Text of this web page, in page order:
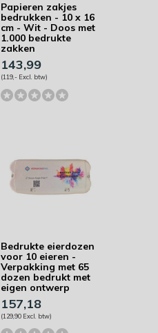
Papieren zakjes
bedrukken - 10 x 16
cm - Wit - Doos met
1.000 bedrukte
zakken
143,99
(119,- Excl. btw)
Bedrukte eierdozen
voor 10 eieren -
Verpakking met 65
dozen bedrukt met
eigen ontwerp
157,18
(129,90 Excl. btw)